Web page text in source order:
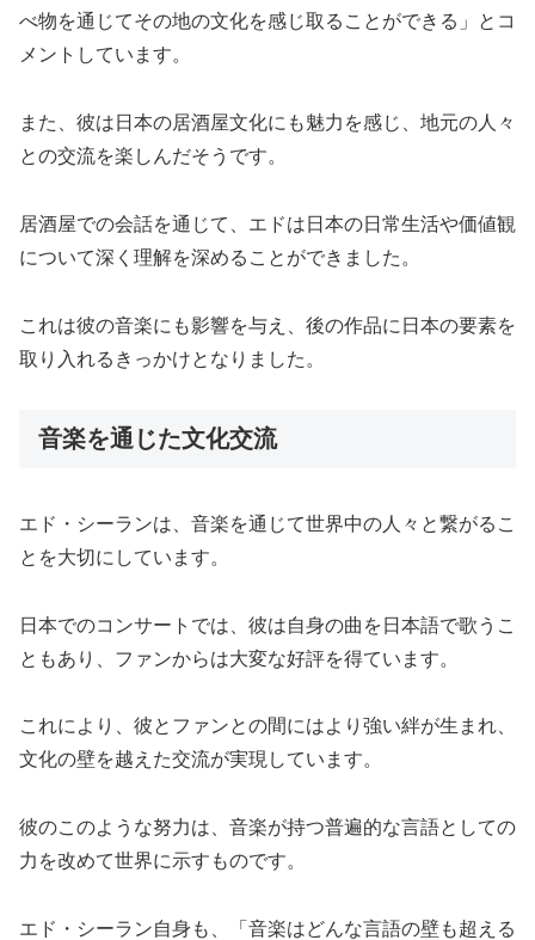
べ物を通じてその地の文化を感じ取ることができる」とコ
メントしています。
また、彼は日本の居酒屋文化にも魅力を感じ、地元の人々
との交流を楽しんだそうです。
居酒屋での会話を通じて、エドは日本の日常生活や価値観
について深く理解を深めることができました。
これは彼の音楽にも影響を与え、後の作品に日本の要素を
取り入れるきっかけとなりました。
音楽を通じた文化交流
エド・シーランは、音楽を通じて世界中の人々と繋がるこ
とを大切にしています。
日本でのコンサートでは、彼は自身の曲を日本語で歌うこ
ともあり、ファンからは大変な好評を得ています。
これにより、彼とファンとの間にはより強い絆が生まれ、
文化の壁を越えた交流が実現しています。
彼のこのような努力は、音楽が持つ普遍的な言語としての
力を改めて世界に示すものです。
エド・シーラン自身も、「音楽はどんな言語の壁も超える